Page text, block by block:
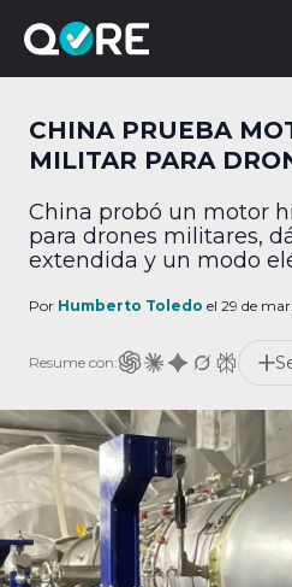
CHINA PRUEBA
MILITAR PARA
China probó un motor
para drones militares,
extendida y un modo
Por Humberto Toledo el 29 de
Resume con: